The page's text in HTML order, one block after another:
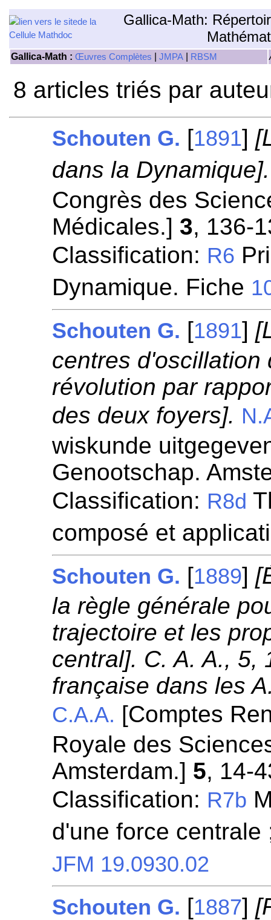
Gallica-Math:
Gallica-Math : Œuvres Complètes JMPA RBSM
8 articles triés par
Schouten G. [1891]
dans la Dynamique].
Congrès des
Médicales.] 3, 136-
Classification: R6
Dynamique. Fiche
Schouten G. [1891]
centres d'oscillation
révolution par
des deux foyers].
wiskunde
Genootschap.
Classification: R8d
composé et
Schouten G. [1889]
la règle générale
trajectoire et les
central]. C. A. A., 5,
française dans les
C.A.A. [Comptes
Royale des
Amsterdam.] 5, 14-
Classification: R7b
d'une force
JFM 19.0930.02
Schouten G. [1887]